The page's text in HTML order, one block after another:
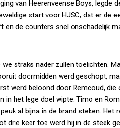
van Heerenveense Boys, legde
start voor HJSC, dat er de
en de counters snel onschadelijk
straks nader zullen toelichten.
doormidden werd geschopt,
werd beloond door Remcoud,
in het lege doel wipte. Timo en
al bijna in de brand steken. Het
drie keer toe werd hij in de steek